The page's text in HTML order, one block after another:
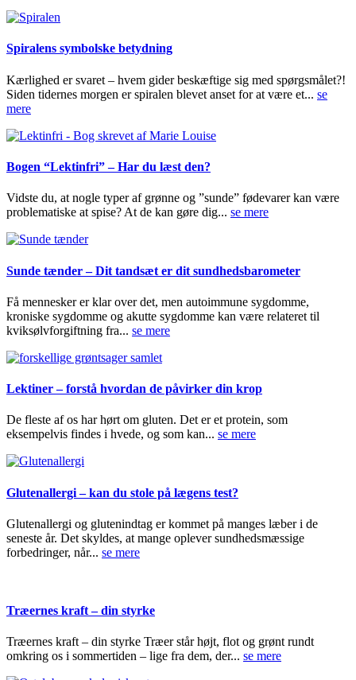
Spiralens symbolske betydning
Kærlighed er svaret – hvem gider beskæftige sig med spørgsmålet?!
Siden tidernes morgen er spiralen blevet anset for at være et... se
mere
Bogen “Lektinfri” – Har du læst den?
Vidste du, at nogle typer af grønne og ”sunde” fødevarer kan være
problematiske at spise? At de kan gøre dig... se mere
Sunde tænder – Dit tandsæt er dit sundhedsbarometer
Få mennesker er klar over det, men autoimmune sygdomme,
kroniske sygdomme og akutte sygdomme kan være relateret til
kviksølvforgiftning fra... se mere
Lektiner – forstå hvordan de påvirker din krop
De fleste af os har hørt om gluten. Det er et protein, som
eksempelvis findes i hvede, og som kan... se mere
Glutenallergi – kan du stole på lægens test?
Glutenallergi og glutenindtag er kommet på manges læber i de
seneste år. Det skyldes, at mange oplever sundhedsmæssige
forbedringer, når... se mere
Træernes kraft – din styrke
Træernes kraft – din styrke Træer står højt, flot og grønt rundt
omkring os i sommertiden – lige fra dem, der... se mere